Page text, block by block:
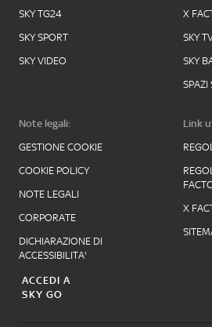
SKY TG24
SKY SPORT
SKY VIDEO
X
SKY
SKY
SPAZI
Note legali:
GESTIONE COOKIE
COOKIE POLICY
NOTE LEGALI
CORPORATE
DICHIARAZIONE DI
ACCESSIBILITA'
Link
X
ACCEDI A
SKY GO